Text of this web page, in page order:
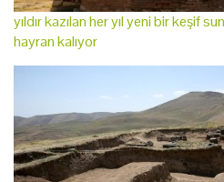
yıldır kazılan her yıl yeni bir keşif
hayran kalıyor